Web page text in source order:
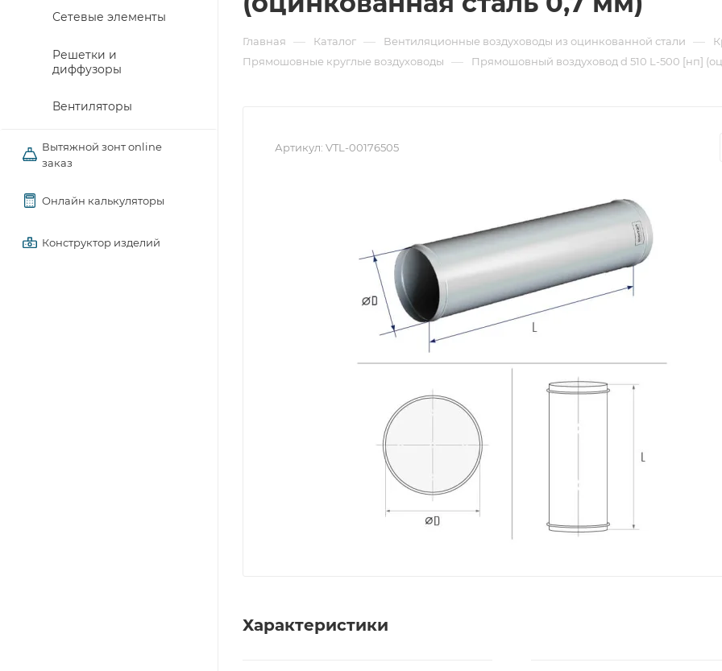
Сетевые элементы
Решетки и
диффузоры
Вентиляторы
Вытяжной зонт online
заказ
Онлайн калькуляторы
Конструктор изделий
Главная — Каталог — Вентиляционные воздуховоды из оцинкованной стали —
Прямошовные круглые воздуховоды
— Прямошовный воздуховод d 510 L-500 [нп]
Артикул: VTL-00176505
Характеристики